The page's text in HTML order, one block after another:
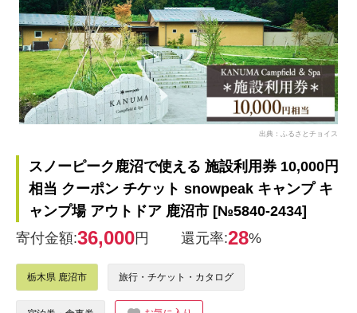
出典：ふるさとチョイス
スノーピーク鹿沼で使える 施設利用券 10,000円
相当 クーポン チケット snowpeak キャンプ キ
ャンプ場 アウトドア 鹿沼市 [№5840-2434]
寄付金額:36,000円 還元率:28%
栃木県 鹿沼市 旅行・チケット・カタログ